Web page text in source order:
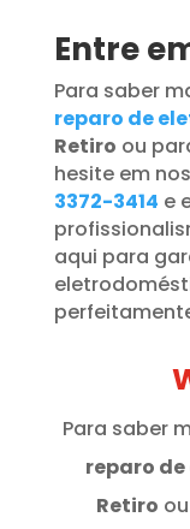
Entre
Para saber
reparo de
Retiro ou
hesite em
3372-3414 e
aqui para
Para saber
reparo
Retiro